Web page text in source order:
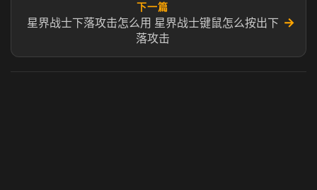
下一篇
星界战士下落攻击怎么用 星界战士键鼠怎么按出下
落攻击
→